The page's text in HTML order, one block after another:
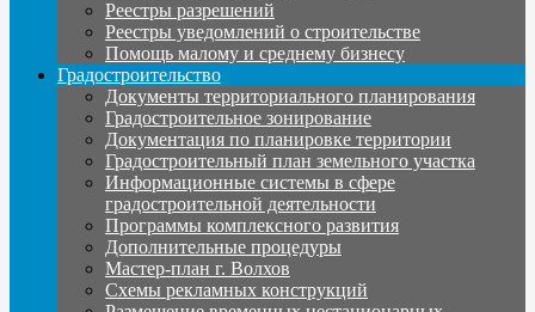
Реестры разрешений
Реестры уведомлений о строительстве
Помощь малому и среднему бизнесу
Градостроительство
Документы территориального планирования
Градостроительное зонирование
Документация по планировке территории
Градостроительный план земельного участка
Информационные системы в сфере
градостроительной деятельности
Программы комплексного развития
Дополнительные процедуры
Мастер-план г. Волхов
Схемы рекламных конструкций